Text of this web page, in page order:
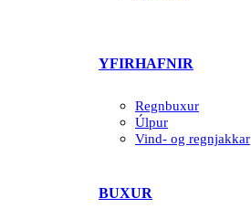
YFIRHAFNIR
Regnbuxur
Úlpur
Vind- og regnjakkar
BUXUR